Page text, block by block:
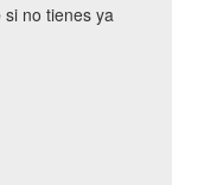
si no tienes ya